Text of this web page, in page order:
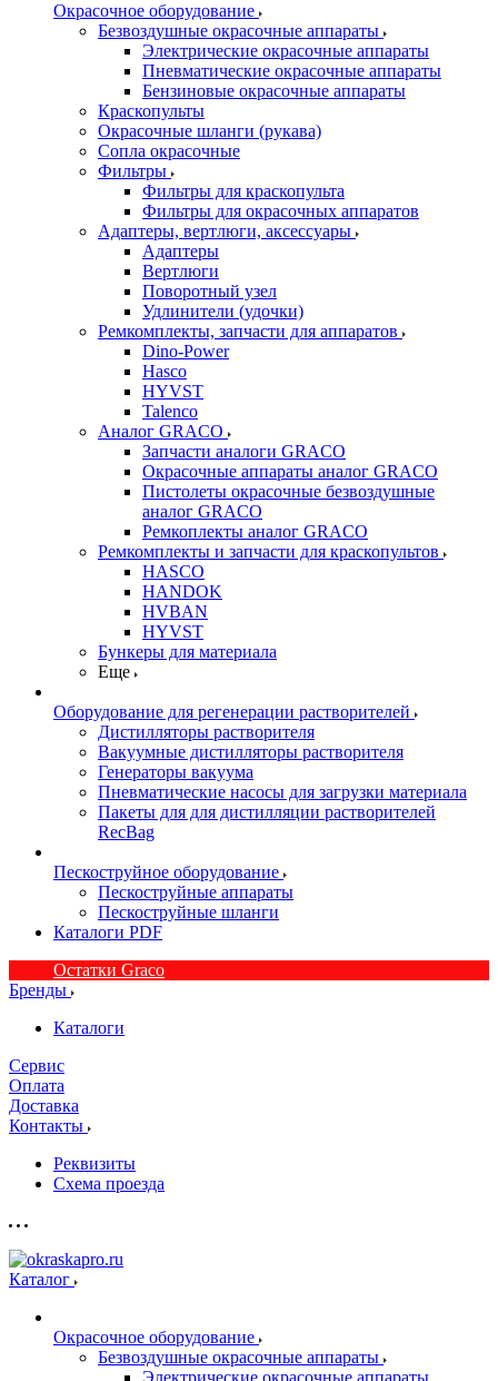
Окрасочное оборудование
Безвоздушные окрасочные аппараты
Электрические окрасочные аппараты
Пневматические окрасочные аппараты
Бензиновые окрасочные аппараты
Краскопульты
Окрасочные шланги (рукава)
Сопла окрасочные
Фильтры
Фильтры для краскопульта
Фильтры для окрасочных аппаратов
Адаптеры, вертлюги, аксессуары
Адаптеры
Вертлюги
Поворотный узел
Удлинители (удочки)
Ремкомплекты, запчасти для аппаратов
Dino-Power
Hasco
HYVST
Talenco
Аналог GRACO
Запчасти аналоги GRACO
Окрасочные аппараты аналог GRACO
Пистолеты окрасочные безвоздушные
аналог GRACO
Ремкоплекты аналог GRACO
Ремкомплекты и запчасти для краскопультов
HASCO
HANDOK
HVBAN
HYVST
Бункеры для материала
Еще
Оборудование для регенерации растворителей
Дистилляторы растворителя
Вакуумные дистилляторы растворителя
Генераторы вакуума
Пневматические насосы для загрузки материала
Пакеты для для дистилляции растворителей
RecBag
Пескоструйное оборудование
Пескоструйные аппараты
Пескоструйные шланги
Каталоги PDF
Остатки Graco
Бренды
Каталоги
Сервис
Оплата
Доставка
Контакты
Реквизиты
Схема проезда
Каталог
Окрасочное оборудование
Безвоздушные окрасочные аппараты
Электрические окрасочные аппараты